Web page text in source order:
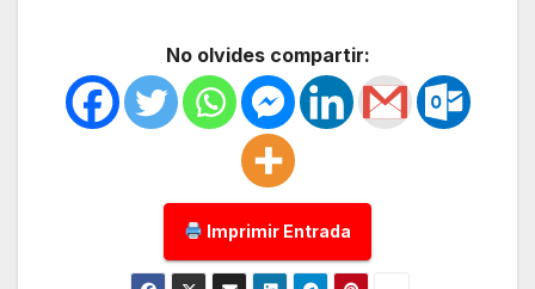
No olvides compartir:
Imprimir Entrada